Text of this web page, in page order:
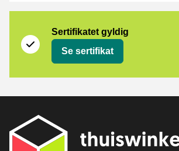
Sertifikatet gyldig
Se sertifikat